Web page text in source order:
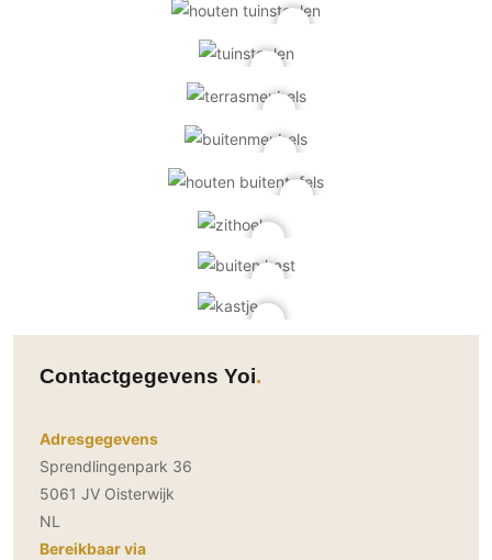
Contactgegevens Yoi
Adresgegevens
Sprendlingenpark 36
5061 JV Oisterwijk
NL
Bereikbaar via